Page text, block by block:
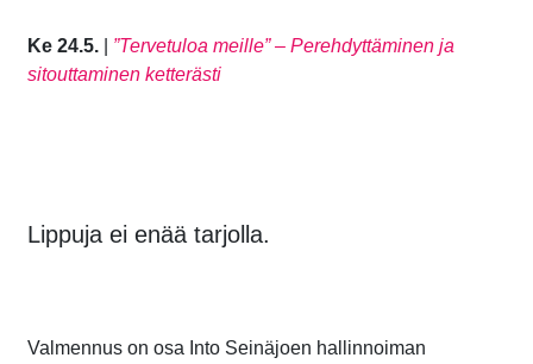
Ke 24.5.
”Tervetuloa meille” – Perehdyttäminen ja
sitouttaminen ketterästi
Lippuja ei enää tarjolla.
Valmennus on osa Into Seinäjoen hallinnoiman